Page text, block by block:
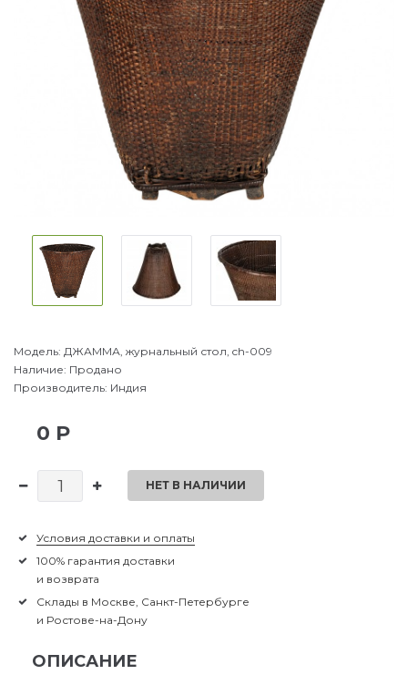
Модель: ДЖАММА, журнальный стол, ch-009
Наличие: Продано
Производитель: Индия
0 Р
НЕТ В НАЛИЧИИ
Условия доставки и оплаты
100% гарантия доставки
и возврата
Склады в Москве, Санкт-Петербурге
и Ростове-на-Дону
ОПИСАНИЕ